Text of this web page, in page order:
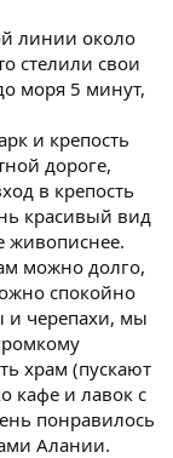
линии около
стелили свои
моря 5 минут,
и крепость
дороге,
в крепость
красивый вид
живописнее.
можно долго,
спокойно
и черепахи, мы
храм (пускают
кафе и лавок с
понравилось
Алании.